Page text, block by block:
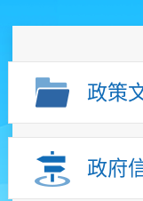
政策
政府